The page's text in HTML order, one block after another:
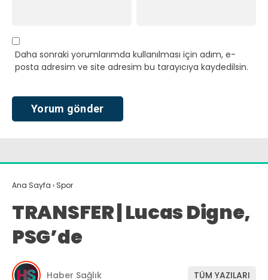
Daha sonraki yorumlarımda kullanılması için adım, e-
posta adresim ve site adresim bu tarayıcıya kaydedilsin.
Ana Sayfa › Spor
TRANSFER | Lucas Digne,
PSG’de
Haber Sağlık TÜM YAZILARI